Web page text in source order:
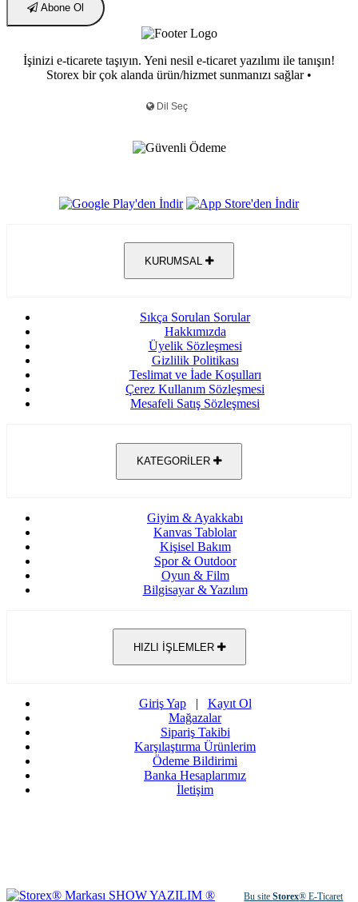
Abone Ol
İşinizi e-ticarete taşıyın. Yeni nesil e-ticaret yazılımı ile tanışın!
Storex bir çok alanda ürün/hizmet sunmanızı sağlar •
KURUMSAL
Sıkça Sorulan Sorular
Hakkımızda
Üyelik Sözleşmesi
Gizlilik Politikası
Teslimat ve İade Koşulları
Çerez Kullanım Sözleşmesi
Mesafeli Satış Sözleşmesi
KATEGORİLER
Giyim & Ayakkabı
Kanvas Tablolar
Kişisel Bakım
Spor & Outdoor
Oyun & Film
Bilgisayar & Yazılım
HIZLI İŞLEMLER
Giriş Yap| Kayıt Ol
Mağazalar
Sipariş Takibi
Karşılaştırma Ürünlerim
Ödeme Bildirimi
Banka Hesaplarımız
İletişim
Bu siteStorex® E-Ticaret